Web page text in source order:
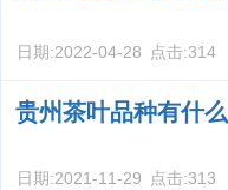
日期:2022-04-28 点击:314
贵州茶叶品种有什么
日期:2021-11-29 点击:313